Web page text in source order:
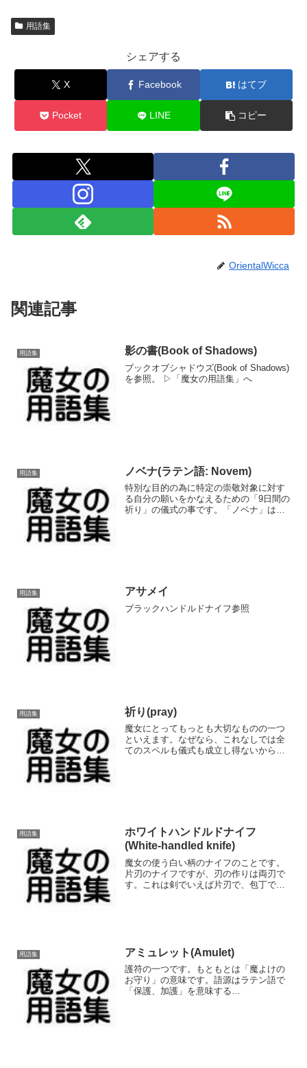
用語集
シェアする
X Facebook はてブ
Pocket LINE コピー
OrientalWicca
関連記事
用語集 影の書(Book of Shadows)
ブックオブシャドウズ(Book of Shadows)
を参照。 ▷「魔女の用語集」へ
用語集 ノベナ(ラテン語: Novem)
特別な目的の為に特定の崇敬対象に対す
る自分の願いをかなえるための「9日間の
祈り」の儀式の事です。「ノベナ」は、
用語集 アサメイ
ブラックハンドルドナイフ参照
用語集 祈り(pray)
魔女にとってもっとも大切なものの一つ
といえます。なぜなら、これなしでは全
てのスペルも儀式も成立し得ないからで
用語集
ホワイトハンドルドナイフ
(White-handled knife)
魔女の使う白い柄のナイフのことです。
片刃のナイフですが、刃の作りは両刃で
す。これは剣でいえば片刃で、包丁でい
用語集 アミュレット(Amulet)
護符の一つです。もともとは「魔よけの
お守り」の意味です。語源はラテン語で
「保護、加護」を意味する